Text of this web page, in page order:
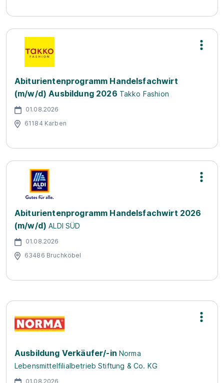
Abiturientenprogramm Handelsfachwirt
(m/w/d) Ausbildung 2026 Takko Fashion
01.08.2026
61184 Karben
Abiturientenprogramm Handelsfachwirt 2026
(m/w/d) ALDI SÜD
01.08.2026
63486 Bruchköbel
Ausbildung Verkäufer/-in Norma
Lebensmittelfilialbetrieb Stiftung & Co. KG
01.08.2026